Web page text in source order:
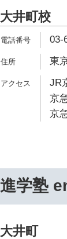
大井町校
03-
東
JR
京
京
進学塾
大井町